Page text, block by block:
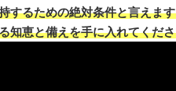
するための絶対条件と言えま
知恵と備えを手に入れてくだ